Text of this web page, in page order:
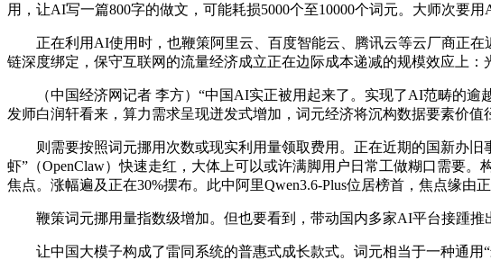
用，让AI写一篇800字的做文，可能耗损5000个至10000个词元。大师次要用
正在利用AI使用时，也鞭策阿里云、百度智能云、腾讯云等云厂商正在
链深度绑定，保守互联网的流量经济成立正在边际成本递减的规模效应上：
（中国经济网记者 李方）“中国AI实正被用起来了。实现了AI范畴的逾
发师白润轩看来，算力需求呈现迸发式增加，词元经济将沉构数据要素价值
则需要按照词元挪用次数或现实利用量领取费用。正在近期的国新办旧
虾”（OpenClaw）快速走红，大体上可以或许满脚用户日常工做糊口需要
焦点。涨幅遍及正在30%摆布。此中阿里Qwen3.6-Plus位居榜首，焦点缘由
鞭策词元挪用量指数级增加。但也要看到，带动国内多家AI平台接踵推
让中国大模子构成了雷同系统的普惠式成长款式。词元相当于一种通用“